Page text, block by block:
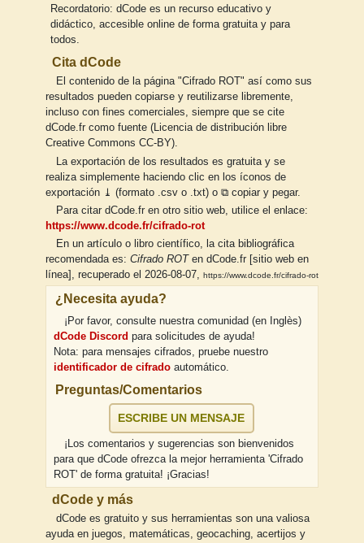
Recordatorio: dCode es un recurso educativo y
didáctico, accesible online de forma gratuita y para
todos.
Cita dCode
El contenido de la página "Cifrado ROT" así como sus
resultados pueden copiarse y reutilizarse libremente,
incluso con fines comerciales, siempre que se cite
dCode.fr como fuente (Licencia de distribución libre
Creative Commons CC-BY).
La exportación de los resultados es gratuita y se
realiza simplemente haciendo clic en los íconos de
exportación ⤓ (formato .csv o .txt) o ⧉ copiar y pegar.
Para citar dCode.fr en otro sitio web, utilice el enlace:
https://www.dcode.fr/cifrado-rot
En un artículo o libro científico, la cita bibliográfica
recomendada es: Cifrado ROTen dCode.fr [sitio web en
línea], recuperado el 2026-08-07,
https://www.dcode.fr/cifrado-rot
¿Necesita ayuda?
¡Por favor, consulte nuestra comunidad (en Inglès)
dCode Discord para solicitudes de ayuda!
Nota: para mensajes cifrados, pruebe nuestro
identificador de cifrado automático.
Preguntas/Comentarios
ESCRIBE UN MENSAJE
¡Los comentarios y sugerencias son bienvenidos
para que dCode ofrezca la mejor herramienta 'Cifrado
ROT' de forma gratuita! ¡Gracias!
dCode y más
dCode es gratuito y sus herramientas son una valiosa
ayuda en juegos, matemáticas, geocaching, acertijos y